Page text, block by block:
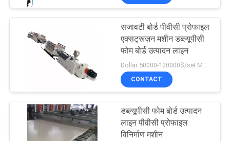
प्लास्टिक तकलीफ मशीन
सजावटी बोर्ड पीवीसी प्रोफाइल
एक्सट्रूज़न मशीन डब्ल्यूपीसी
फोम बोर्ड उत्पादन लाइन
CONTACT
डब्ल्यूपीसी फोम बोर्ड उत्पादन
लाइन पीवीसी प्रोफाइल
विनिर्माण मशीन